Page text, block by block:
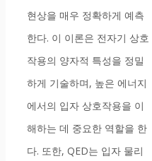
현상을 매우 정확하게 예측
한다. 이 이론은 전자기 상호
작용의 양자적 특성을 정밀
하게 기술하며, 높은 에너지
에서의 입자 상호작용을 이
해하는 데 중요한 역할을 한
다. 또한, QED는 입자 물리